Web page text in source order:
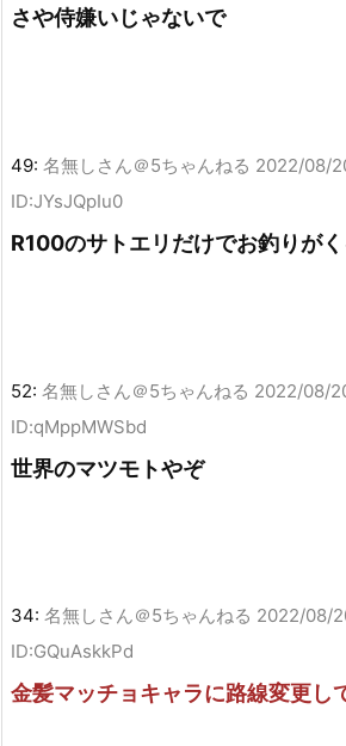
さや侍嫌いじゃないで
49: 名無しさん＠5ちゃんねる 2022/08/
ID:JYsJQpIu0
R100のサトエリだけでお釣りが
52: 名無しさん＠5ちゃんねる 2022/08/
ID:qMppMWSbd
世界のマツモトやぞ
34: 名無しさん＠5ちゃんねる 2022/08/
ID:GQuAskkPd
金髪マッチョキャラに路線変更し